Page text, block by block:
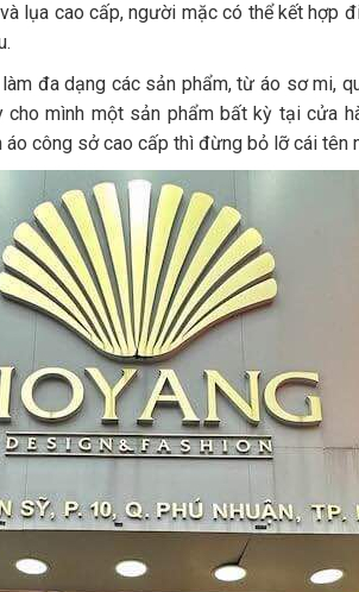
lụa cao cấp, người mặc có thể kết hợp
đa dạng các sản phẩm, từ áo sơ mi,
cho mình một sản phẩm bất kỳ tại cửa
áo công sở cao cấp thì đừng bỏ lỡ cái tên